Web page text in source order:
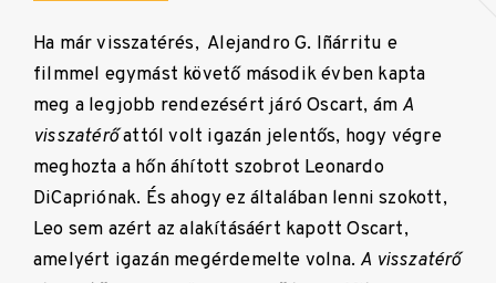
Ha már visszatérés, Alejandro G. Iñárritu e
filmmel egymást követő második évben kapta
meg a legjobb rendezésért járó Oscart, ám A
visszatérőattól volt igazán jelentős, hogy végre
meghozta a hőn áhított szobrot Leonardo
DiCapriónak. És ahogy ez általában lenni szokott,
Leo sem azért az alakításáért kapott Oscart,
amelyért igazán megérdemelte volna. A visszatérő